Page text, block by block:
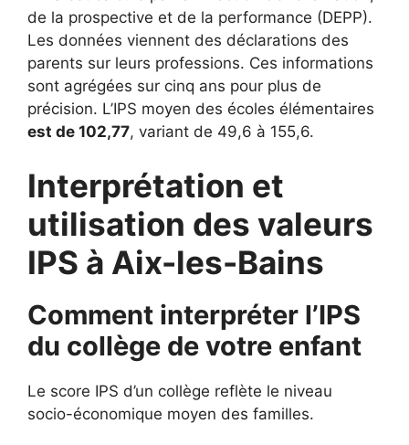
de la prospective et de la performance (DEPP).
Les données viennent des déclarations des
parents sur leurs professions. Ces informations
sont agrégées sur cinq ans pour plus de
précision. L’IPS moyen des écoles élémentaires
est de 102,77, variant de 49,6 à 155,6.
Interprétation et
utilisation des valeurs
IPS à Aix-les-Bains
Comment interpréter l’IPS
du collège de votre enfant
Le score IPS d’un collège reflète le niveau
socio-économique moyen des familles.